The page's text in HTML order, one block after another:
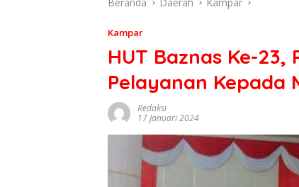
Kampar
HUT Baznas Ke-
Pelayanan Kepada
Redaksi
17 Januari 2024